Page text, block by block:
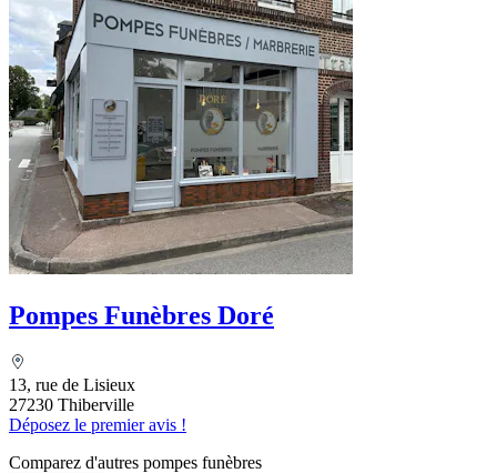
Pompes Funèbres Doré
13, rue de Lisieux
27230 Thiberville
Déposez le premier avis !
Comparez d'autres pompes funèbres